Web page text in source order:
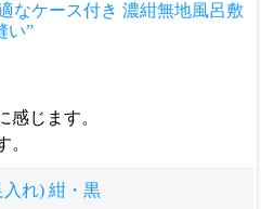
なケース付き 濃紺無地風呂敷
い”
感じます。
。
れ) 紺・黒